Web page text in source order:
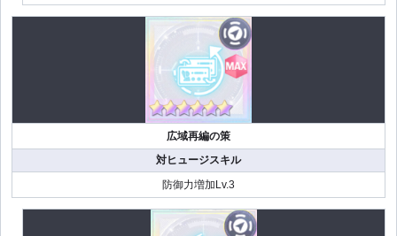
広域再編の策
対ヒュージスキル
防御力増加Lv.3